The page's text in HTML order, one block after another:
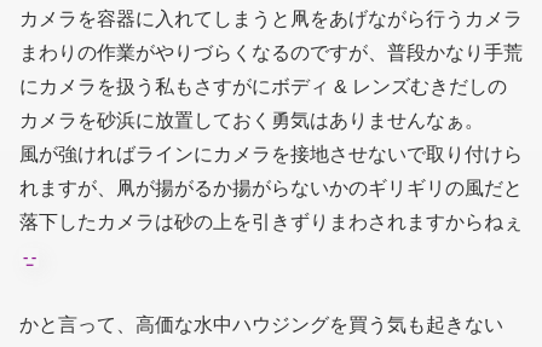
カメラを容器に入れてしまうと凧をあげながら行うカメラ
まわりの作業がやりづらくなるのですが、普段かなり手荒
にカメラを扱う私もさすがにボディ & レンズむきだしの
カメラを砂浜に放置しておく勇気はありませんなぁ。
風が強ければラインにカメラを接地させないで取り付けら
れますが、凧が揚がるか揚がらないかのギリギリの風だと
落下したカメラは砂の上を引きずりまわされますからねぇ
かと言って、高価な水中ハウジングを買う気も起きない